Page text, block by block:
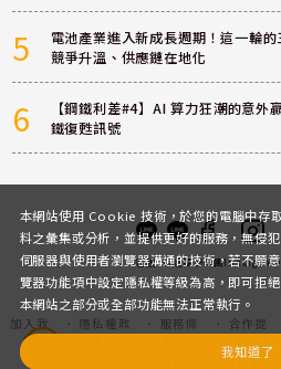
5
電池產業進入新成長週期！這一輪
競爭升溫、供應鏈在地化
6
【鋼鐵利差#4】AI 算力狂潮的意外
鐵復甦訊號
客服 討論區粉絲團Instagram
加入我
們
隱私權政
服務條
合作提
本網站使用 Cookie 技術，於您的電腦中存
料之彙集或分析，並提供更好的服務，無侵
伺服器與使用者瀏覽器溝通的技術，若不願
覽器功能項中設定隱私權等級為高，即可拒
本網站之部分或全部功能無法正常執行。
我知道了